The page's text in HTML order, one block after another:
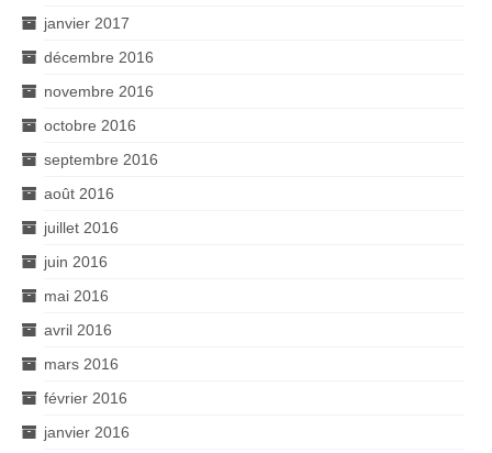
janvier 2017
décembre 2016
novembre 2016
octobre 2016
septembre 2016
août 2016
juillet 2016
juin 2016
mai 2016
avril 2016
mars 2016
février 2016
janvier 2016